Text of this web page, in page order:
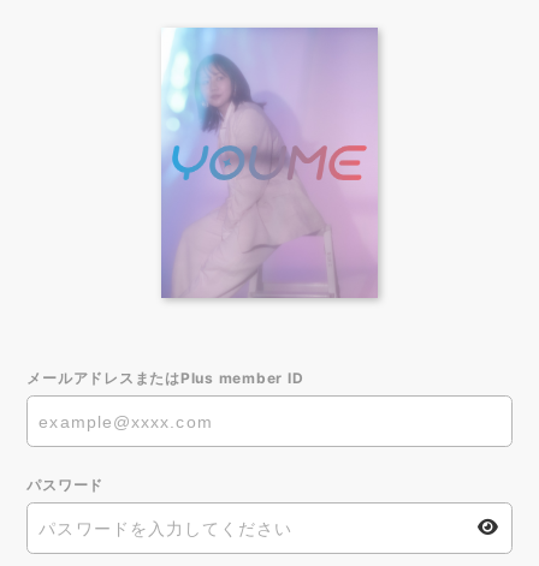
メールアドレスまたはPlus member ID
パスワード